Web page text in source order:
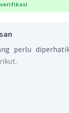
perlu